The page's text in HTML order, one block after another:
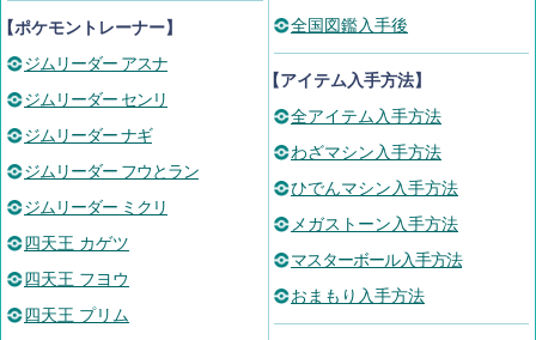
ポケモントレーナー】
ジムリーダー アスナ
ジムリーダー センリ
ジムリーダー ナギ
ジムリーダー フウとラン
ジムリーダー ミクリ
四天王 カゲツ
四天王 フヨウ
四天王 プリム
全国図鑑入手後
【アイテム入手方法】
全アイテム入手方法
わざマシン入手方法
ひでんマシン入手方法
メガストーン入手方法
マスターボール入手方法
おまもり入手方法